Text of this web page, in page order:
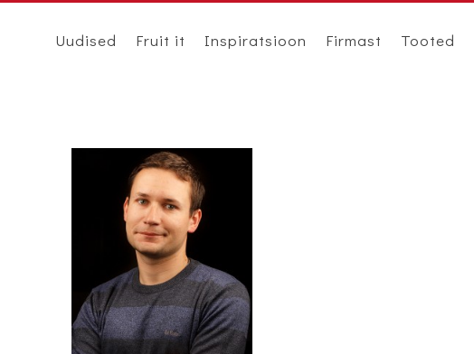
Uudised Fruit it Inspiratsioon Firmast Tooted